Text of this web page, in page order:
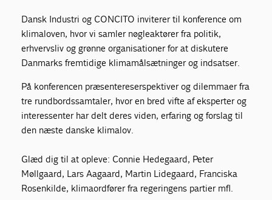
Dansk Industri og CONCITO inviterer til konference om
klimaloven, hvor vi samler nøgleaktører fra politik,
erhvervsliv og grønne organisationer for at diskutere
Danmarks fremtidige klimamålsætninger og indsatser.
På konferencen præsentereserspektiver og dilemmaer fra
tre rundbordssamtaler, hvor en bred vifte af eksperter og
interessenter har delt deres viden, erfaring og forslag til
den næste danske klimalov.
Glæd dig til at opleve: Connie Hedegaard, Peter
Møllgaard, Lars Aagaard, Martin Lidegaard, Franciska
Rosenkilde, klimaordfører fra regeringens partier mfl.